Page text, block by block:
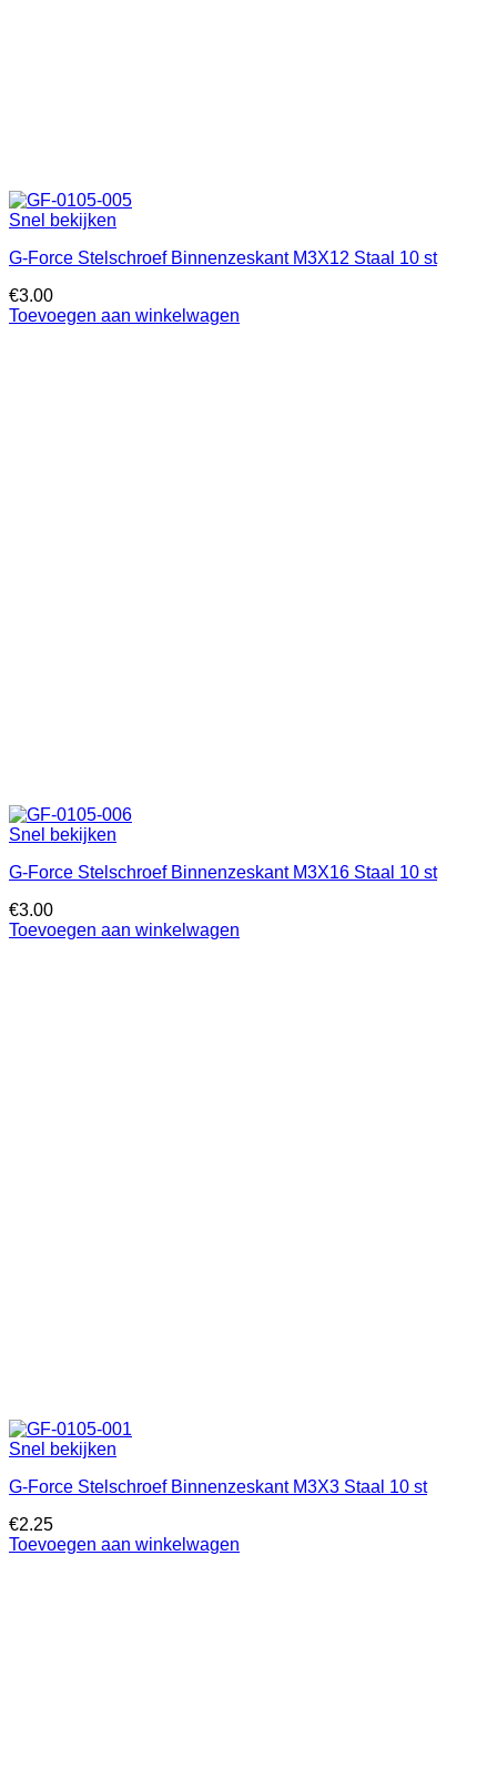
Snel bekijken
G-Force Stelschroef Binnenzeskant M3X12 Staal 10 st
€3.00
Toevoegen aan winkelwagen
Snel bekijken
G-Force Stelschroef Binnenzeskant M3X16 Staal 10 st
€3.00
Toevoegen aan winkelwagen
Snel bekijken
G-Force Stelschroef Binnenzeskant M3X3 Staal 10 st
€2.25
Toevoegen aan winkelwagen